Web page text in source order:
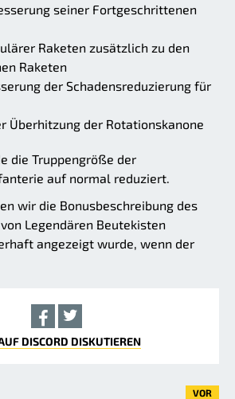
seiner Fortgeschrittenen
Raketen zusätzlich zu den
Raketen
der Schadensreduzierung für
Überhitzung der Rotationskanone
die Truppengröße der
auf normal reduziert.
wir die Bonusbeschreibung des
Legendären Beutekisten
angezeigt wurde, wenn der
DISCORD DISKUTIEREN
VOR